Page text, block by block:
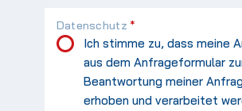
Pflichtfeld
Datenschutz *
Ich stimme zu, dass meine
aus dem Anfrageformular
Beantwortung meiner
erhoben und verarbeitet